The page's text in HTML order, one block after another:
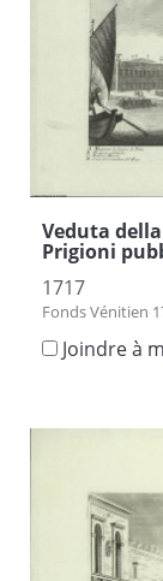
Veduta
Prigioni
1717
Fonds Vénitien
Joindre à